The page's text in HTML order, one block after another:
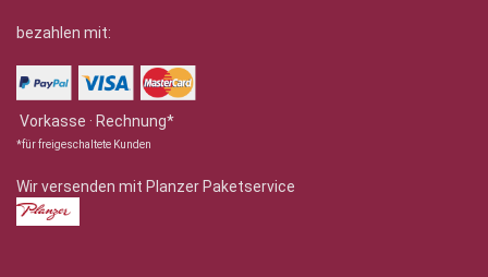
bezahlen mit:
Vorkasse · Rechnung*
*für freigeschaltete Kunden
Wir versenden mit Planzer Paketservice